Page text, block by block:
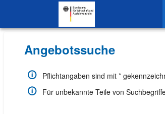
SKIP TO CONTENT.
Angebotssuche
Pflichtangaben sind mit *
Für unbekannte Teile von